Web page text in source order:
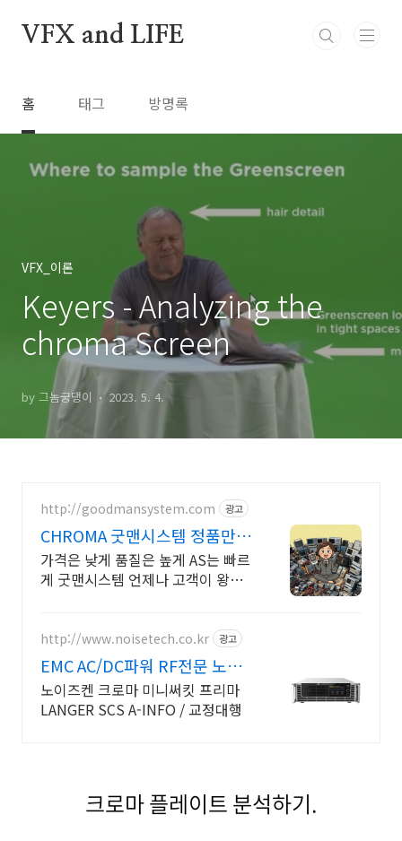
VFX and LIFE
홈 태그 방명록
VFX_이론
Keyers - Analyzing the
chroma Screen
by 그놈궁댕이 2023. 5. 4.
http://goodmansystem.com 광고
CHROMA 굿맨시스템 정품만취
급 친절상담
가격은 낮게 품질은 높게 AS는 빠르
게 굿맨시스템 언제나 고객이 왕입
http://www.noisetech.co.kr 광고
EMC AC/DC파워 RF전문 노이
즈텍
노이즈켄 크로마 미니써킷 프리마
LANGER SCS A-INFO / 교정대행
크로마 플레이트 분석하기.